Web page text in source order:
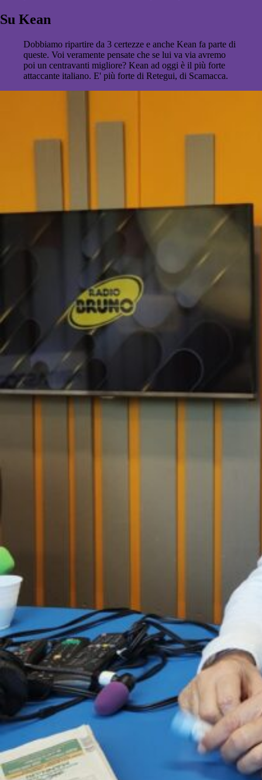
Su Kean
Dobbiamo ripartire da 3 certezze e anche Kean fa parte di
queste. Voi veramente pensate che se lui va via avremo
poi un centravanti migliore? Kean ad oggi è il più forte
attaccante italiano. E' più forte di Retegui, di Scamacca.